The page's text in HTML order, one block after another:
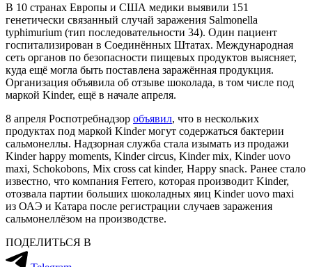
В 10 странах Европы и США медики выявили 151
генетически связанный случай заражения Salmonella
typhimurium (тип последовательности 34). Один пациент
госпитализирован в Соединённых Штатах. Международная
сеть органов по безопасности пищевых продуктов выясняет,
куда ещё могла быть поставлена заражённая продукция.
Организация объявила об отзыве шоколада, в том числе под
маркой Kinder, ещё в начале апреля.
8 апреля Роспотребнадзор объявил, что в нескольких
продуктах под маркой Kinder могут содержаться бактерии
сальмонеллы. Надзорная служба стала изымать из продажи
Kinder happy moments, Kinder circus, Kinder mix, Kinder uovo
maxi, Schokobons, Mix cross cat kinder, Happy snack. Ранее стало
известно, что компания Ferrero, которая производит Kinder,
отозвала партии больших шоколадных яиц Kinder uovo maxi
из ОАЭ и Катара после регистрации случаев заражения
сальмонеллёзом на производстве.
ПОДЕЛИТЬСЯ В